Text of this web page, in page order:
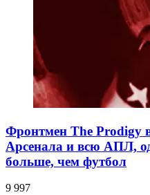
Фронтмен The Prodigy
Арсенала и всю АПЛ,
больше, чем футбол
9 997